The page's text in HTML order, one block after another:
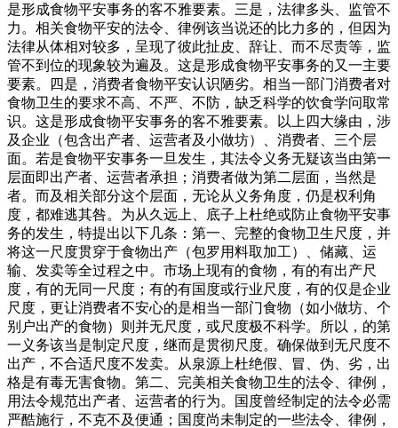
是形成食物平安事务的客不雅要素。三是，法律多头、监管不
力。相关食物平安的法令、律例该当说还的比力多的，但因为
法律从体相对较多，呈现了彼此扯皮、辞让、而不尽责等，监
管不到位的现象较为遍及。这是形成食物平安事务的又一主要
要素。四是，消费者食物平安认识陋劣。相当一部门消费者对
食物卫生的要求不高、不严、不防，缺乏科学的饮食学问取常
识。这是形成食物平安事务的客不雅要素。以上四大缘由，涉
及企业（包含出产者、运营者及小做坊）、消费者、三个层
面。若是食物平安事务一旦发生，其法令义务无疑该当由第一
层面即出产者、运营者承担；消费者做为第二层面，当然是
者。而及相关部分这个层面，无论从义务角度，仍是权利角
度，都难逃其咎。为从久远上、底子上杜绝或防止食物平安事
务的发生，特提出以下几条：第一、完整的食物卫生尺度，并
将这一尺度贯穿于食物出产（包罗用料取加工）、储藏、运
输、发卖等全过程之中。市场上现有的食物，有的有出产尺
度，有的无同一尺度；有的有国度或行业尺度，有的仅是企业
尺度，更让消费者不安心的是相当一部门食物（如小做坊、个
别户出产的食物）则并无尺度，或尺度极不科学。所以，的第
一义务该当是制定尺度，继而是贯彻尺度。确保做到无尺度不
出产，不合适尺度不发卖。从泉源上杜绝假、冒、伪、劣，出
格是有毒无害食物。第二、完美相关食物卫生的法令、律例，
用法令规范出产者、运营者的行为。国度曾经制定的法令必需
严酷施行，不克不及便通；国度尚未制定的一些法令、律例，